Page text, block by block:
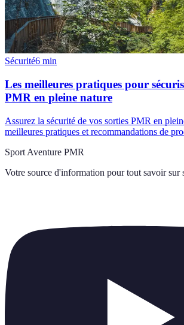
Sécurité6 min
Les meilleures pratiques pour
PMR en pleine nature
Assurez la sécurité de vos sorties PMR en
meilleures pratiques et recommandations de
Sport Aventure PMR
Votre source d'information pour tout savoir sur